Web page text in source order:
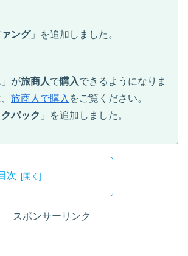
ング」を追加しました。
」が旅商人で購入できるようになりま
旅商人で購入 をご覧ください。
パック 」を追加しました。
次
スポンサーリンク